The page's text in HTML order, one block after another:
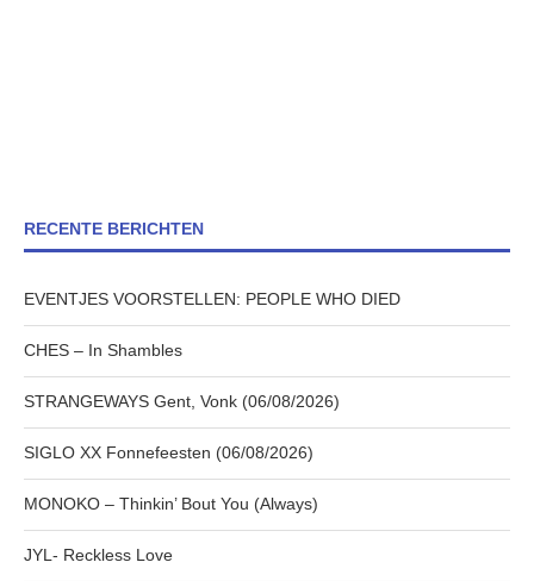
RECENTE BERICHTEN
EVENTJES VOORSTELLEN: PEOPLE WHO DIED
CHES – In Shambles
STRANGEWAYS Gent, Vonk (06/08/2026)
SIGLO XX Fonnefeesten (06/08/2026)
MONOKO – Thinkin’ Bout You (Always)
JYL- Reckless Love